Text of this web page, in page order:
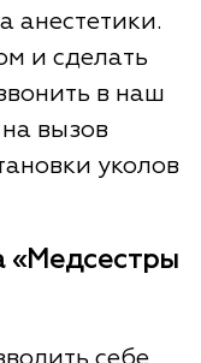
анестетики.
и сделать
в наш
вызов
уколов
«Медсестры